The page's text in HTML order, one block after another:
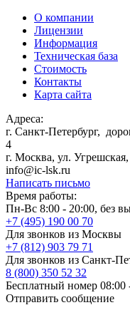
О компании
Лицензии
Информация
Техническая база
Стоимость
Контакты
Карта сайта
Адреса:
г. Санкт-Петербург,
4
г. Москва, ул.
info@ic-lsk.ru
Написать письмо
Время работы:
Пн-Вс 8:00 - 20:00, без
+7 (495) 190 00 70
Для звонков из Москвы
+7 (812) 903 79 71
Для звонков из Санкт-
8 (800) 350 52 32
Бесплатный номер 08:00
Отправить сообщение